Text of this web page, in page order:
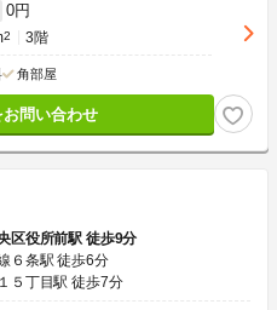
0円
2 3階
角部屋
問い合わせ
区役所前駅 徒歩9分
６条駅 徒歩6分
５丁目駅 徒歩7分